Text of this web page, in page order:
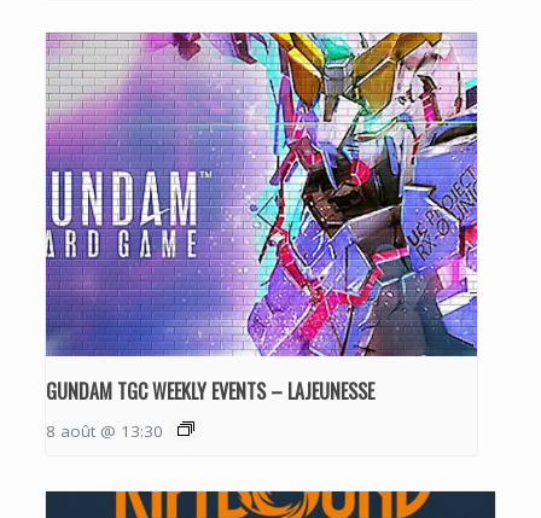
GUNDAM TGC WEEKLY EVENTS – LAJEUNESSE
8 août @ 13:30